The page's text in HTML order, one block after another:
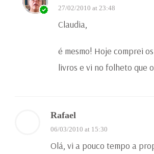
27/02/2010 at 23:48
Claudia,
é mesmo! Hoje comprei
livros e vi no folheto que
Rafael
06/03/2010 at 15:30
Olá, vi a pouco tempo a